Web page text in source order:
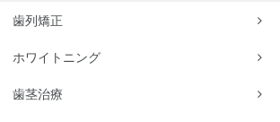
歯列矯正
ホワイトニング
歯茎治療